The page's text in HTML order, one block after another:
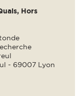
Hors
- 69007 Lyon